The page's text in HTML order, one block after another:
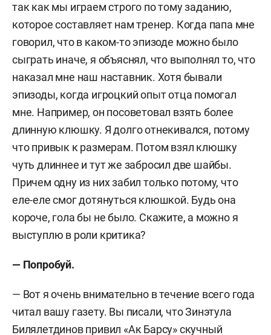
так как мы играем строго по тому заданию,
которое составляет нам тренер. Когда папа мне
говорил, что в каком-то эпизоде можно было
сыграть иначе, я объяснял, что выполнял то, что
наказал мне наш наставник. Хотя бывали
эпизоды, когда игроцкий опыт отца помогал
мне. Например, он посоветовал взять более
длинную клюшку. Я долго отнекивался, потому
что привык к размерам. Потом взял клюшку
чуть длиннее и тут же забросил две шайбы.
Причем одну из них забил только потому, что
еле-еле смог дотянуться клюшкой. Будь она
короче, гола бы не было. Скажите, а можно я
выступлю в роли критика?
— Попробуй.
— Вот я очень внимательно в течение всего года
читал вашу газету. Вы писали, что Зинэтула
Билялетдинов привил «Ак Барсу» скучный